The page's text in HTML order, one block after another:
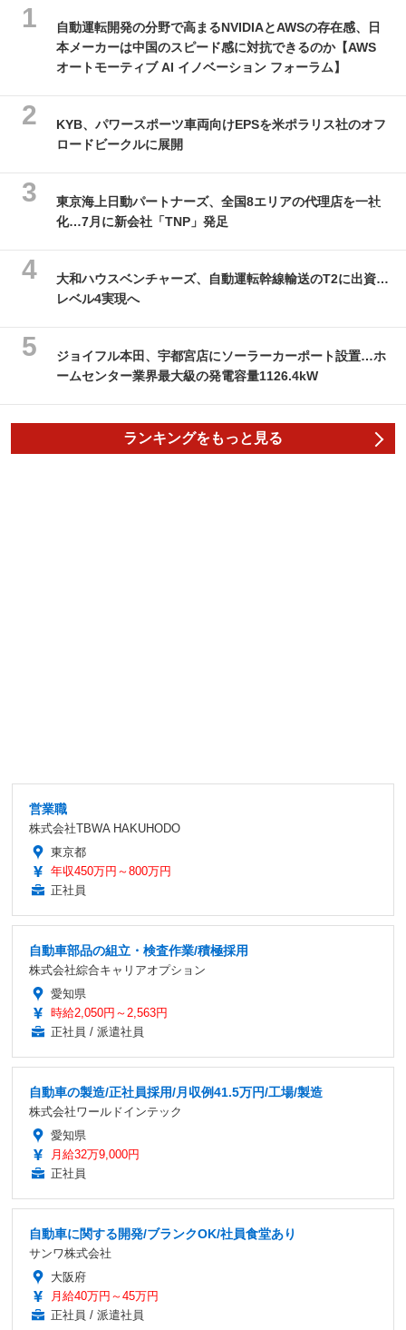
自動運転開発の分野で高まるNVIDIAとAWSの存在感、日
本メーカーは中国のスピード感に対抗できるのか【AWS
オートモーティブ AI イノベーション フォーラム】
KYB、パワースポーツ車両向けEPSを米ポラリス社のオフ
ロードビークルに展開
東京海上日動パートナーズ、全国8エリアの代理店を一社
化…7月に新会社「TNP」発足
大和ハウスベンチャーズ、自動運転幹線輸送のT2に出資…
レベル4実現へ
ジョイフル本田、宇都宮店にソーラーカーポート設置…ホ
ームセンター業界最大級の発電容量1126.4kW
ランキングをもっと見る
営業職
株式会社TBWA HAKUHODO
東京都
年収450万円～800万円
正社員
自動車部品の組立・検査作業/積極採用
株式会社綜合キャリアオプション
愛知県
時給2,050円～2,563円
正社員 / 派遣社員
自動車の製造/正社員採用/月収例41.5万円/工場/製造
株式会社ワールドインテック
愛知県
月給32万9,000円
正社員
自動車に関する開発/ブランクOK/社員食堂あり
サンワ株式会社
大阪府
月給40万円～45万円
正社員 / 派遣社員